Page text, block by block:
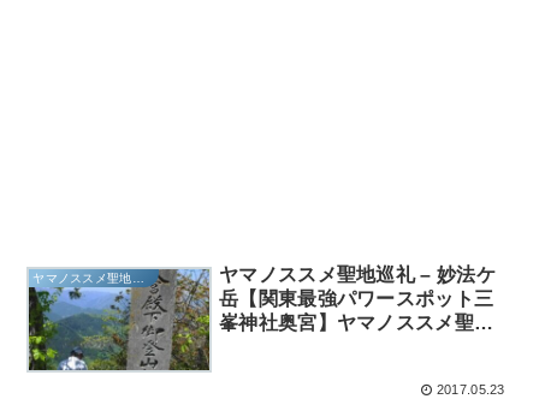
ヤマノススメ聖地巡礼
ヤマノススメ聖地巡礼 – 妙法ケ
岳【関東最強パワースポット三
峯神社奥宮】ヤマノススメ聖地
2017.05.23